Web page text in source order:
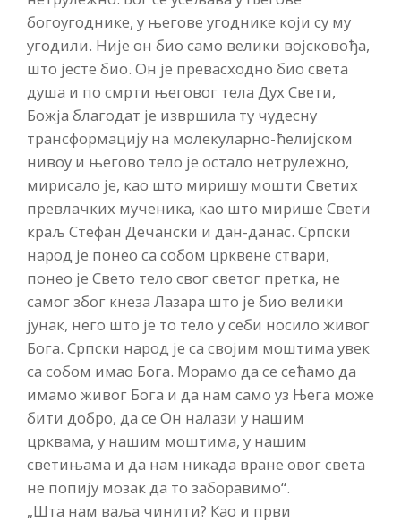
богоугоднике, у његове угоднике који су му
угодили. Није он био само велики војсковођа,
што јесте био. Он је превасходно био света
душа и по смрти његовог тела Дух Свети,
Божја благодат је извршила ту чудесну
трансформацију на молекуларно-ћелијском
нивоу и његово тело је остало нетрулежно,
мирисало је, као што миришу мошти Светих
превлачких мученика, као што мирише Свети
краљ Стефан Дечански и дан-данас. Српски
народ је понео са собом црквене ствари,
понео је Свето тело свог светог претка, не
самог због кнеза Лазара што је био велики
јунак, него што је то тело у себи носило живог
Бога. Српски народ је са својим моштима увек
са собом имао Бога. Морамо да се сећамо да
имамо живог Бога и да нам само уз Њега може
бити добро, да се Он налази у нашим
црквама, у нашим моштима, у нашим
светињама и да нам никада вране овог света
не попију мозак да то заборавимо“.
„Шта нам ваља чинити? Као и први